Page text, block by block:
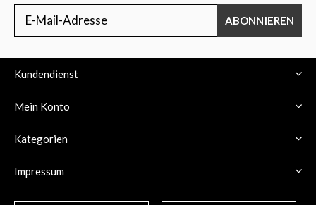
ABONNIEREN
Kundendienst
Mein Konto
Kategorien
Impressum